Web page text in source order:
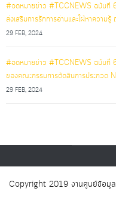
#จดหมายข่าว #TCCNEWS ฉบับที่
ส่งเสริมการรักการอ่านและใฝ่หาควา
29 FEB, 2024
#จดหมายข่าว #TCCNEWS ฉบับที่
ของคณะกรรมการตัดสินการประกว
29 FEB, 2024
Copyright 2019 งานศูนย์ข้อมู